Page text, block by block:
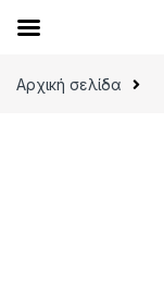
Αρχική σελίδα